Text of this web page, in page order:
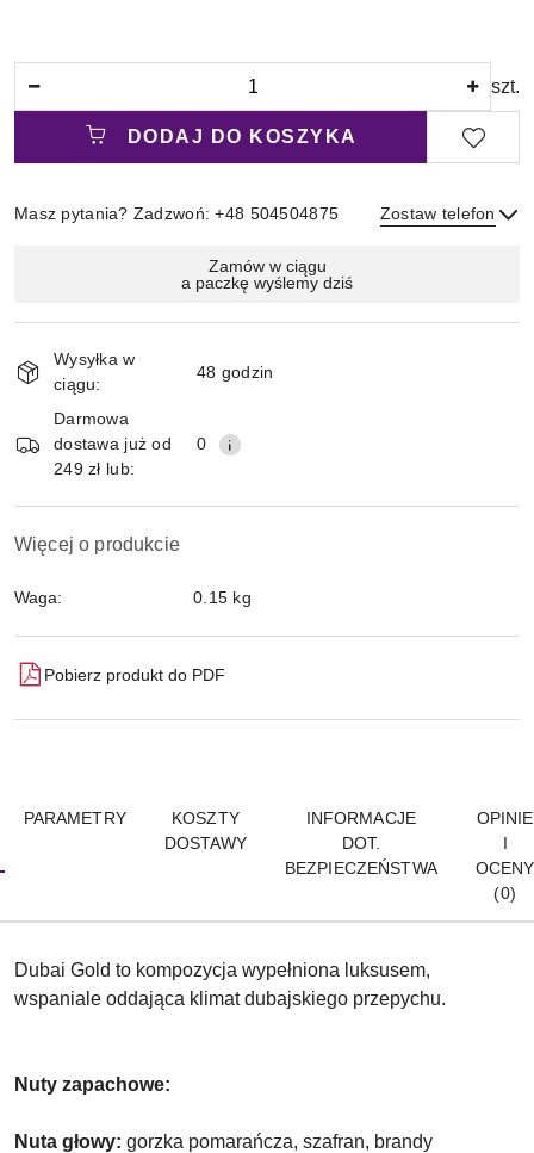
szt.
DODAJ DO KOSZYKA
Masz pytania? Zadzwoń: +48 504504875 Zostaw telefon
Wyślij
dostawa
Zamów w ciągu
a paczkę wyślemy dziś
Wysyłka w
ciągu:
48 godzin
Darmowa
dostawa już od
249 zł lub:
0
Więcej o produkcie
Waga: 0.15 kg
Pobierz produkt do PDF
PARAMETRY
KOSZTY
DOSTAWY
INFORMACJE
DOT.
BEZPIECZEŃSTWA
OPINIE
I
OCENY
(0)
Dubai Gold to kompozycja wypełniona luksusem,
wspaniale oddająca klimat dubajskiego przepychu.
Nuty zapachowe:
Nuta głowy: gorzka pomarańcza, szafran, brandy